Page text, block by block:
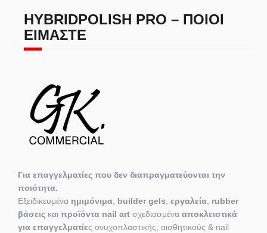
HYBRIDPOLISH PRO – ΠΟΙΟΙ
ΕΊΜΑΣΤΕ
Για επαγγελματίες που δεν διαπραγματεύονται την
ποιότητα.
Εξειδικευμένα ημιμόνιμα builder gels εργαλεία rubber
βάσεις και προϊόντα nail art σχεδιασμένα αποκλειστικά
για επαγγελματίες ονυχοπλαστικής, αισθητικούς & nail